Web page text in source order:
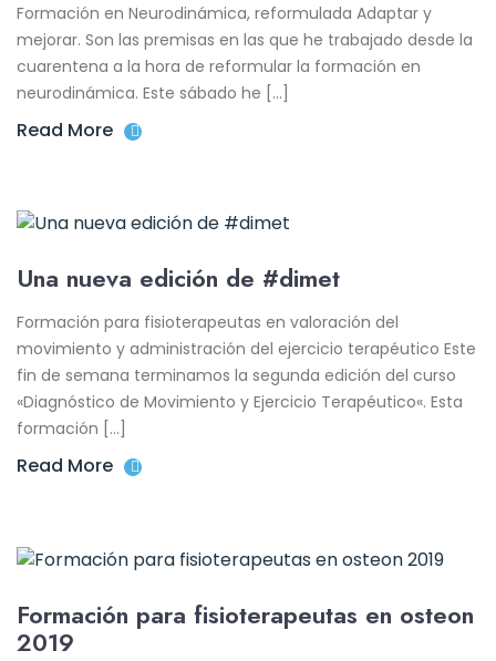
Formación en Neurodinámica, reformulada Adaptar y
mejorar. Son las premisas en las que he trabajado desde la
cuarentena a la hora de reformular la formación en
neurodinámica. Este sábado he […]
Read More
Una nueva edición de #dimet
Formación para fisioterapeutas en valoración del
movimiento y administración del ejercicio terapéutico Este
fin de semana terminamos la segunda edición del curso
«Diagnóstico de Movimiento y Ejercicio Terapéutico«. Esta
formación […]
Read More
Formación para fisioterapeutas en osteon
2019